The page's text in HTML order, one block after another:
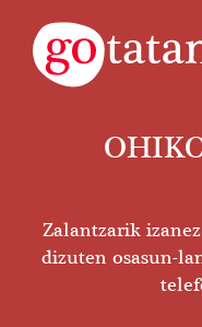
Zalantzarik
dizuten osasun-